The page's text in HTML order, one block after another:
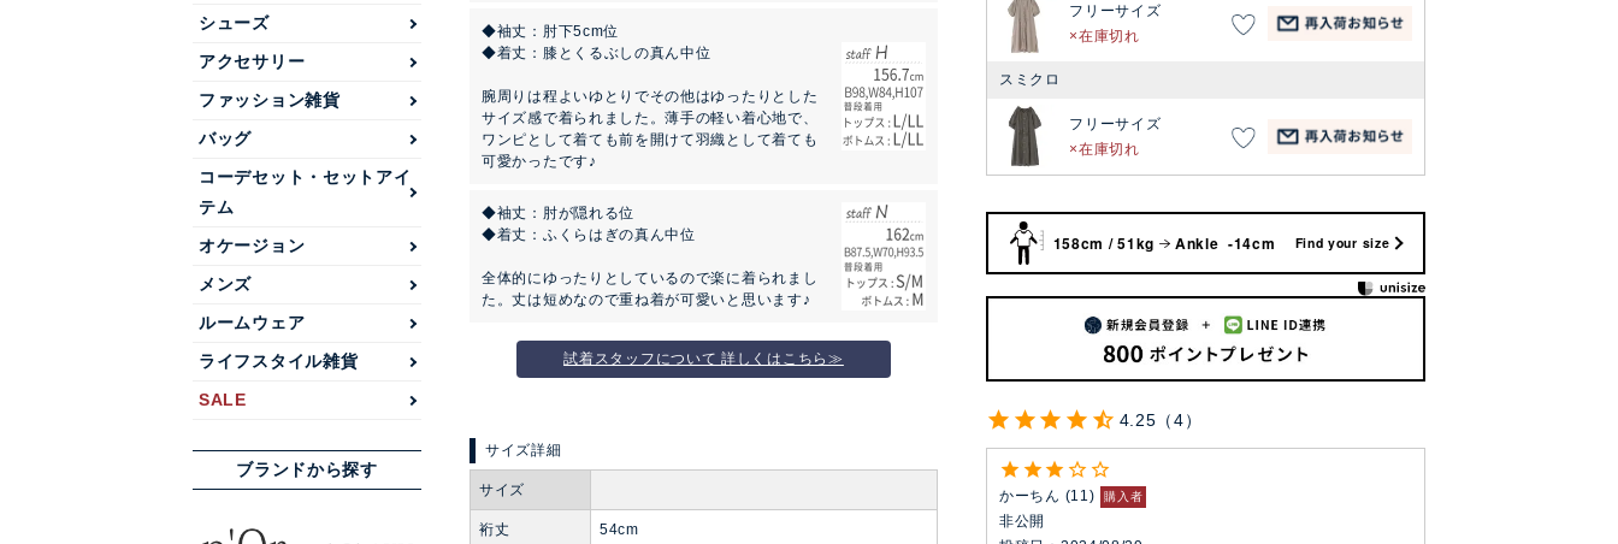
シューズ
アクセサリー
ファッション雑貨
バッグ
コーデセット・セットアイ
テム
オケージョン
メンズ
ルームウェア
ライフスタイル雑貨
SALE
ブランドから探す
フリーサイズ
在庫切れ
スミクロ
フリーサイズ
在庫切れ
158cm / 51kg Ankle -14cm Find your size
4.25 4
かーちん 11 購入者
非公開
◆袖丈：肘下5cm位
◆着丈：膝とくるぶしの真ん中位
腕周りは程よいゆとりでその他はゆったりとした
サイズ感で着られました。薄手の軽い着心地で、
ワンピとして着ても前を開けて羽織として着ても
可愛かったです♪
◆袖丈：肘が隠れる位
◆着丈：ふくらはぎの真ん中位
全体的にゆったりとしているので楽に着られまし
た。丈は短めなので重ね着が可愛いと思います♪
試着スタッフについて 詳しくはこちら≫
サイズ
裄丈 54cm